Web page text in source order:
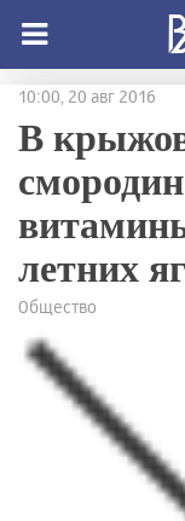
10:00, 20 авг 2016
В
летних
Общество